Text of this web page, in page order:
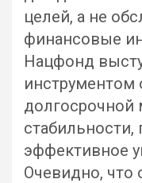
целей, а не
финансовые
Нацфонд
инструментом
долгосрочной
стабильности,
эффективное
Очевидно, что